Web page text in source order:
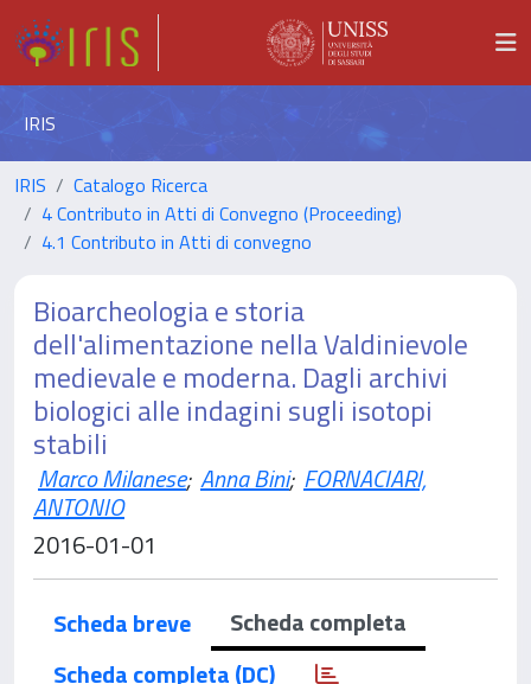
IRIS
IRIS
Catalogo Ricerca
4 Contributo in Atti di Convegno (Proceeding)
4.1 Contributo in Atti di convegno
Bioarcheologia e storia
dell'alimentazione nella Valdinievole
medievale e moderna. Dagli archivi
biologici alle indagini sugli isotopi
stabili
Marco Milanese; Anna Bini; FORNACIARI,
ANTONIO
2016-01-01
Scheda breve
Scheda completa
Scheda completa (DC)